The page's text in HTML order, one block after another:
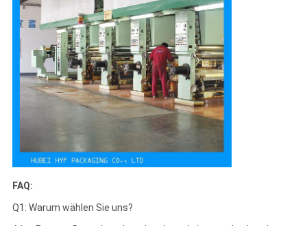
FAQ:
Q1: Warum wählen Sie uns?